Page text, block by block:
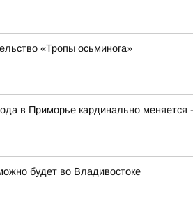
«Тропы осьминога»
в Приморье кардинально
будет во Владивостоке